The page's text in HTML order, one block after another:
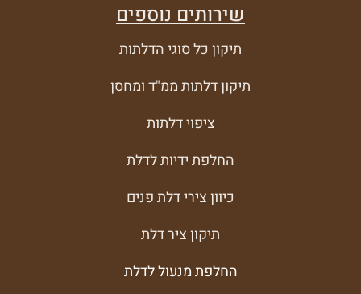
שירותים נוספים
תיקון כל סוגי הדלתות
תיקון דלתות ממ"ד ומחסן
ציפוי דלתות
החלפת ידיות לדלת
כיוון צירי דלת פנים
תיקון ציר דלת
החלפת מנעול לדלת